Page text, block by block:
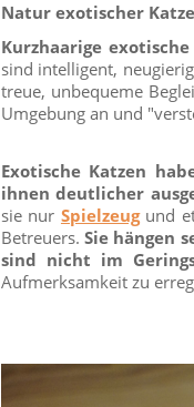
Natur exotischer
Kurzhaarige
sind intelligent,
treue, unbequeme
Umgebung an und
Exotische Katzen
ihnen deutlicher
sie nur Spielzeugund
Betreuers.Sie hängen
sind nicht im
Aufmerksamkeit zu